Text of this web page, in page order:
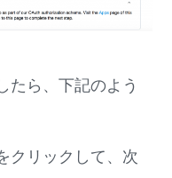
たら、下記のよう
クリックして、次